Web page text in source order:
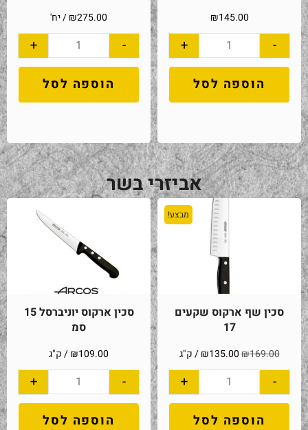
₪145.00
-
+
הוספה לסל
₪275.00 / יח'
-
+
הוספה לסל
אביזרי בשר
מבצע!
סכין שף ארקוס שקעים
17
₪169.00
₪135.00 / ק"ג
-
+
הוספה לסל
סכין ארקוס יוניברסל 15
סמ
₪109.00 / ק"ג
-
+
הוספה לסל